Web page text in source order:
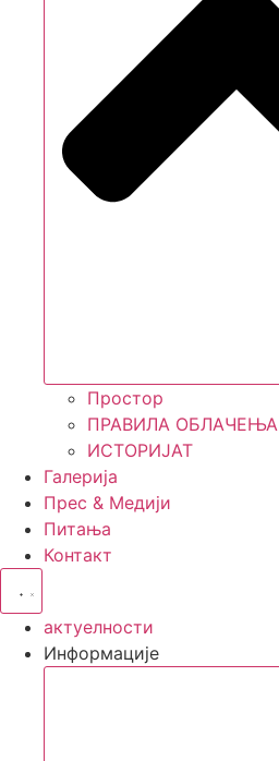
Простор
ПРАВИЛА ОБЛАЧЕЊА
ИСТОРИЈАТ
Галерија
Прес & Медији
Питања
Контакт
актуелности
Информације